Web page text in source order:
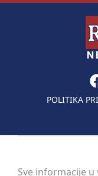
POLITIKA
Sve informacije u